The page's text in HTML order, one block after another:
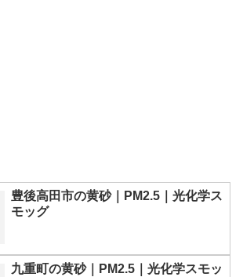
豊後高田市の黄砂｜PM2.5｜光化学ス
モッグ
九重町の黄砂｜PM2.5｜光化学スモッ